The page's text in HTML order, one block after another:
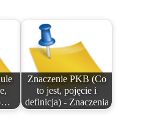
Znaczenie PKB (Co
to jest, pojęcie i
definicja) - Znaczenia